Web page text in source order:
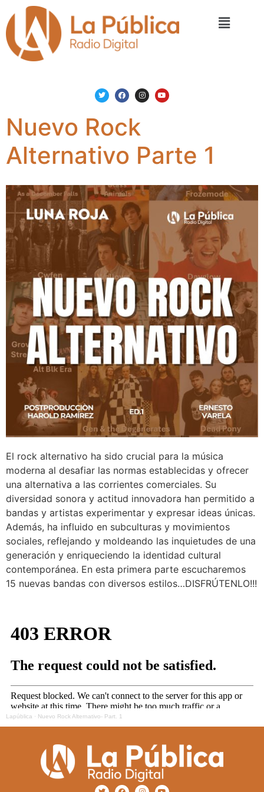
Nuevo Rock
Alternativo Parte 1
El rock alternativo ha sido crucial para la música
moderna al desafiar las normas establecidas y ofrecer
una alternativa a las corrientes comerciales. Su
diversidad sonora y actitud innovadora han permitido a
bandas y artistas experimentar y expresar ideas únicas.
Además, ha influido en subculturas y movimientos
sociales, reflejando y moldeando las inquietudes de una
generación y enriqueciendo la identidad cultural
contemporánea. En esta primera parte escucharemos
15 nuevas bandas con diversos estilos…DISFRÚTENLO!!!
Lapública · Nuevo Rock Alternativo- Part. 1